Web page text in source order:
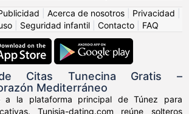
Acerca de nosotros Privacidad
Seguridad infantil Contacto FAQ
de Citas Tunecina Gratis –
Mediterráneo
a la plataforma principal de Túnez para
Tunisia-dating.com reúne solteros